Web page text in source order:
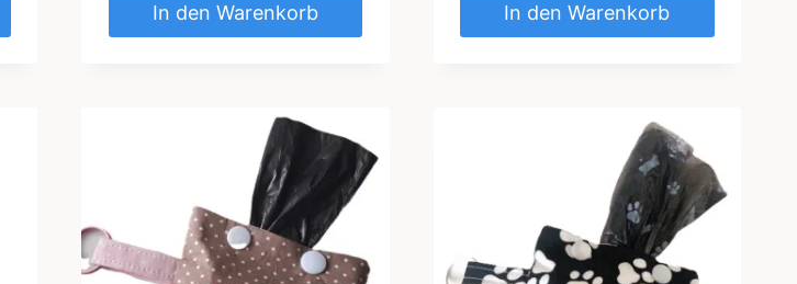
In den Warenkorb In den Warenkorb